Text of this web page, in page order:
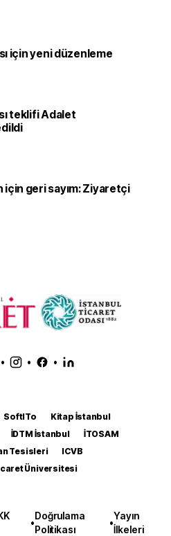
için yeni düzenleme
teklifi Adalet
için geri sayım: Ziyaretçi
• • •
SoftITo
Kitap İstanbul
İDTM İstanbul
İTOSAM
Tesisleri
ICVB
Üniversitesi
•
Doğrulama
Politikası
•
Yayın
İlkeleri